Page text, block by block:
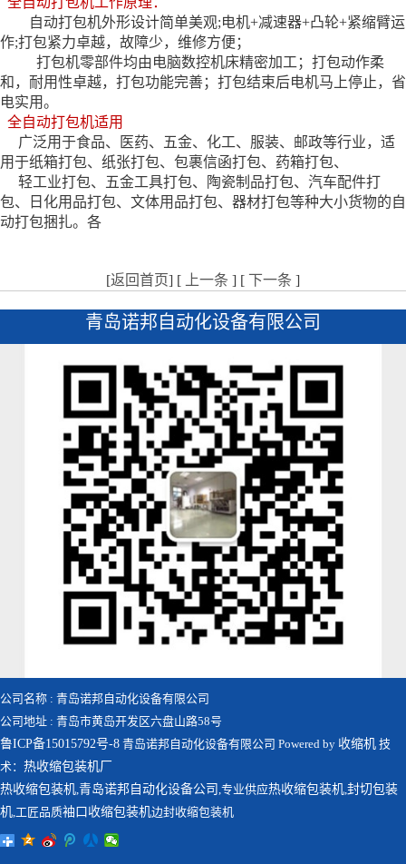
自动打包机外形设计简单美观;电机+减速器+凸轮+紧缩臂运
作;打包紧力卓越，故障少，维修方便；
打包机零部件均由电脑数控机床精密加工；打包动作柔
和，耐用性卓越，打包功能完善；打包结束后电机马上停止，省
电实用。
全自动打包机适用
广泛用于食品、医药、五金、化工、服装、邮政等行业，适
用于纸箱打包、纸张打包、包裹信函打包、药箱打包、
轻工业打包、五金工具打包、陶瓷制品打包、汽车配件打
包、日化用品打包、文体用品打包、器材打包等种大小货物的自
动打包捆扎。 各
[返回首页] [ 上一条 ] [ 下一条 ]
青岛诺邦自动化设备有限公司
公司名称 : 青岛诺邦自动化设备有限公司
公司地址 : 青岛市黄岛开发区六盘山路58号
鲁ICP备15015792号-8 青岛诺邦自动化设备有限公司 Powered by 收缩机 技
术： 热收缩包装机厂
热收缩包装机,青岛诺邦自动化设备公司 ,专业供应热收缩包装机,封切包装
机,工匠品质袖口收缩包装机边封收缩包装机